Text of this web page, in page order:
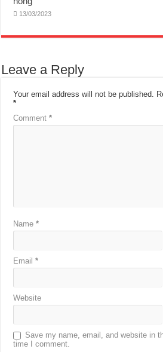
13/03/2023
Leave a Reply
Your email address will not be published.
*
Comment*
Name*
Email*
Website
Save my name, email, and website in
time I comment.